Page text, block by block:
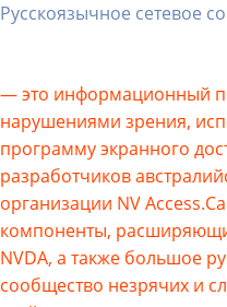
Русскоязычное сетевое
— это информационный
нарушениями зрения,
программу экранного
разработчиков
организации NV
компоненты,
NVDA, а также большое
сообщество незрячих и